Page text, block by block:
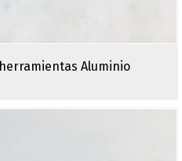
Aluminio